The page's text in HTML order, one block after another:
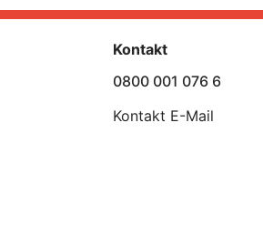
Kontakt
0800 001 076 6
Kontakt E-Mail